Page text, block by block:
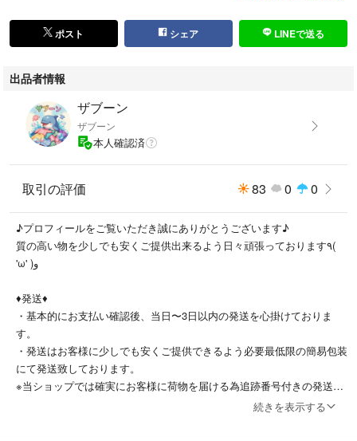
※色はあくまで目安程度ですがカラーコードと照らし合わせて表記してお
ります。
【状態】
・検品票を写真掲載しておりますのでご確認下さい。
・目立った傷、汚れ等無く比較的綺麗な状態かと思います。
【発送方法】
・コストを抑えて格安にてご提供させていただく為、簡易包装での発送に
なります。
ので予めご了承の上ご購入お願い致します。
【注意事項】
・古着はクリーニングして出品しております。
・できる限り現物に近づけた色合いにしておりますがモニター環境によ
り、実際の商品の色や素材感が若干異なって見える場合があります。
・中古品の特性上完璧を求める方のご購入はご遠慮下さい。
・中古品、ヴィンテージにご理解のある方のみお願いします。
・評価後は対応出来なくなってしまいますので、何かございましたら評価
前にご連絡ください。
・その他気になる点がございましたら、お気軽にご質問をお願い致しま
ポスト シェア LINEで送る
出品者情報
ザブーン
ザブーン
本人確認済
取引の評価 83 0 0
♪プロフィールをご覧いただき誠にありがとうございます♪
質の高い物を少しでも安くご提供出来るよう日々頑張っております٩(
'ω' )و
♦︎発送♦︎
・基本的にお支払い確認後、当日〜3日以内の発送を心掛けておりま
す。
・発送はお客様に少しでも安くご提供できるよう必要最低限の簡易包装
にて発送致しております。
※当ショップでは確実にお客様に荷物を届ける為追跡番号付きの発送以
続きを表示する